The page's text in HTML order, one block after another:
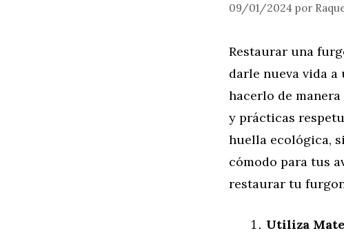
09/01/2024 por
Restaurar una
darle nueva vida
hacerlo de
y prácticas
huella ecológica,
cómodo para tus
restaurar tu
Utiliza